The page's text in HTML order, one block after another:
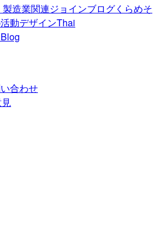
製造業関連ジョインブログくらめそ
動デザインThai
合わせ